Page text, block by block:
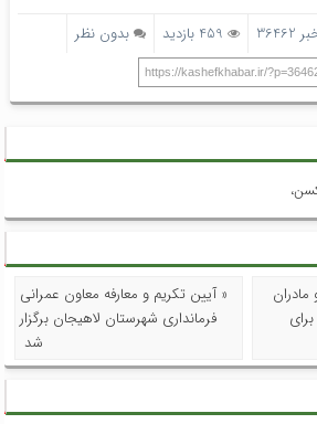
459 بازدید
بدون نظر
https://kashefkhabar.ir/
مادران
۷ سال برای
« آیین تکریم و معارفه معاون عمرانی
فرمانداری شهرستان لاهیجان برگزار
شد